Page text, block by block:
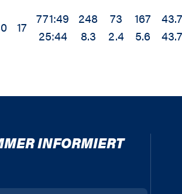
17
771:49
25:44
248
8.3
73
2.4
167
5.6
43.7
43.7
INFORMIERT